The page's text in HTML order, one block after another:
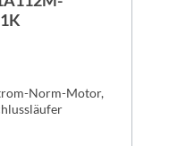
Norm-Motor,